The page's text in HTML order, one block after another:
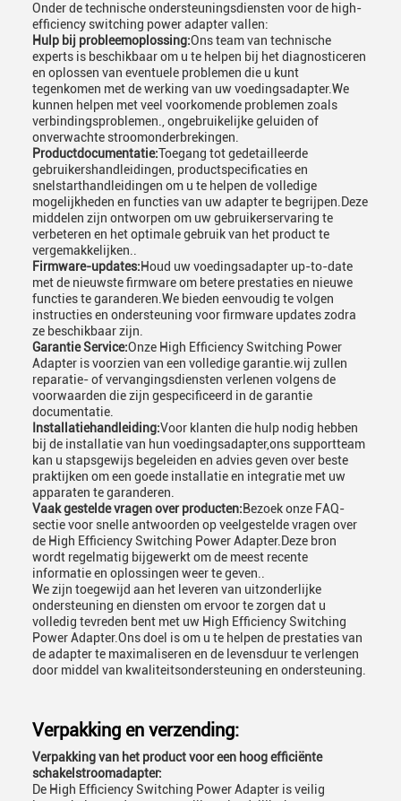
Onder de technische ondersteuningsdiensten voor de high-
efficiency switching power adapter vallen:
Hulp bij probleemoplossing:Ons team van technische
experts is beschikbaar om u te helpen bij het diagnosticeren
en oplossen van eventuele problemen die u kunt
tegenkomen met de werking van uw voedingsadapter.We
kunnen helpen met veel voorkomende problemen zoals
verbindingsproblemen., ongebruikelijke geluiden of
onverwachte stroomonderbrekingen.
Productdocumentatie:Toegang tot gedetailleerde
gebruikershandleidingen, productspecificaties en
snelstarthandleidingen om u te helpen de volledige
mogelijkheden en functies van uw adapter te begrijpen.Deze
middelen zijn ontworpen om uw gebruikerservaring te
verbeteren en het optimale gebruik van het product te
vergemakkelijken..
Firmware-updates:Houd uw voedingsadapter up-to-date
met de nieuwste firmware om betere prestaties en nieuwe
functies te garanderen.We bieden eenvoudig te volgen
instructies en ondersteuning voor firmware updates zodra
ze beschikbaar zijn.
Garantie Service:Onze High Efficiency Switching Power
Adapter is voorzien van een volledige garantie.wij zullen
reparatie- of vervangingsdiensten verlenen volgens de
voorwaarden die zijn gespecificeerd in de garantie
documentatie.
Installatiehandleiding:Voor klanten die hulp nodig hebben
bij de installatie van hun voedingsadapter,ons supportteam
kan u stapsgewijs begeleiden en advies geven over beste
praktijken om een goede installatie en integratie met uw
apparaten te garanderen.
Vaak gestelde vragen over producten:Bezoek onze FAQ-
sectie voor snelle antwoorden op veelgestelde vragen over
de High Efficiency Switching Power Adapter.Deze bron
wordt regelmatig bijgewerkt om de meest recente
informatie en oplossingen weer te geven..
We zijn toegewijd aan het leveren van uitzonderlijke
ondersteuning en diensten om ervoor te zorgen dat u
volledig tevreden bent met uw High Efficiency Switching
Power Adapter.Ons doel is om u te helpen de prestaties van
de adapter te maximaliseren en de levensduur te verlengen
door middel van kwaliteitsondersteuning en ondersteuning.
Verpakking en verzending:
Verpakking van het product voor een hoog efficiënte
schakelstroomadapter:
De High Efficiency Switching Power Adapter is veilig